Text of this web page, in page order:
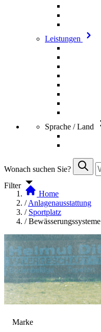
Leistungen
Sprache / Land
Wonach suchen Sie?
Filter
Marke
Home
/ Anlagenausstattung
/ Sportplatz
/ Bewässerungssysteme